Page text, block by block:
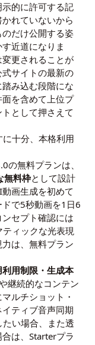
的に許可する記
れていないから
だけ公開する姿
近道になりま
更されることが
サイトの最新の
み込む段階にな
を含めて上位プ
として押さえて
十分、本格利用
の無料プランは、
無料枠として設計
画生成を初めて
で5秒動画を1日6
セプト確認には
ィックな光表現
は、無料プラン
用制限・生成本
継続的なコンテン
ルチショット・
ティブ音声同期
い場合、また透
は、Starterプラ